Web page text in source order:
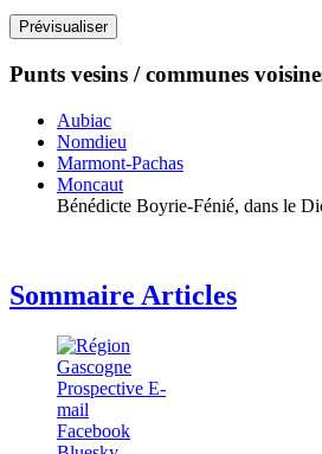
Punts vesins / communes
Aubiac
Nomdieu
Marmont-Pachas
Moncaut
Bénédicte Boyrie-Fénié, dans le
Sommaire Articles